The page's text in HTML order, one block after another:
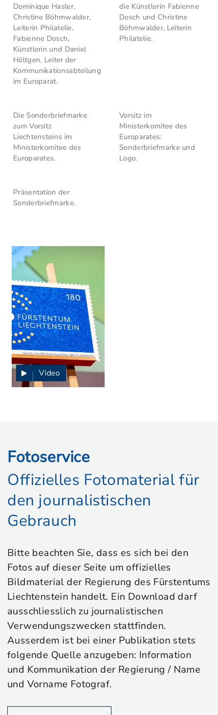
Dominique Hasler,
Christine Böhmwalder,
Leiterin Philatelie,
Fabienne Dosch,
Künstlerin und Daniel
Höltgen, Leiter der
Kommunikationsabteilung
im Europarat.
die Künstlerin Fabienne
Dosch und Christine
Böhmwalder, Leiterin
Philatelie.
Die Sonderbriefmarke
zum Vorsitz
Liechtensteins im
Ministerkomitee des
Europarates.
Vorsitz im
Ministerkomitee des
Europarates:
Sonderbriefmarke und
Logo.
Präsentation der
Sonderbriefmarke.
Video
Fotoservice
Offizielles Fotomaterial für
den journalistischen
Gebrauch
Bitte beachten Sie, dass es sich bei den
Fotos auf dieser Seite um offizielles
Bildmaterial der Regierung des Fürstentums
Liechtenstein handelt. Ein Download darf
ausschliesslich zu journalistischen
Verwendungszwecken stattfinden.
Ausserdem ist bei einer Publikation stets
folgende Quelle anzugeben: Information
und Kommunikation der Regierung / Name
und Vorname Fotograf.